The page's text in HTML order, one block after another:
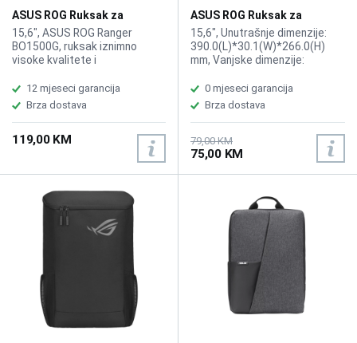
ASUS ROG Ruksak za
Notebook Ranger 15,6"
BP1500G
15,6", ASUS ROG Ranger
BO1500G, ruksak iznimno
visoke kvalitete i
gaming izgled, Nyflex-
podstava, zasebni i modularni
pretinci za mobitel i media
player, meko podstavljen za
udobno nošenje, jednostavno
12 mjeseci garancija
Brza dostava
119,00 KM
ASUS ROG Ruksak za
Notebook Ranger 15,6"
BP1501
15,6", Unutrašnje dimenzije:
390.0(L)*30.1(W)*266.0(H)
mm, Vanjske dimenzije:
mm, Boja Crna
0 mjeseci garancija
Brza dostava
79,00 KM
75,00 KM